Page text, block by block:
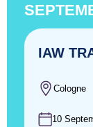
IAW
Cologne
10